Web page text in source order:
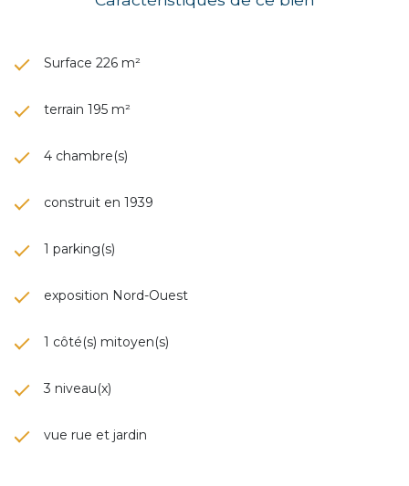
Surface 226 m²
terrain 195 m²
4 chambre(s)
construit en 1939
1 parking(s)
exposition Nord-Ouest
1 côté(s) mitoyen(s)
3 niveau(x)
vue rue et jardin